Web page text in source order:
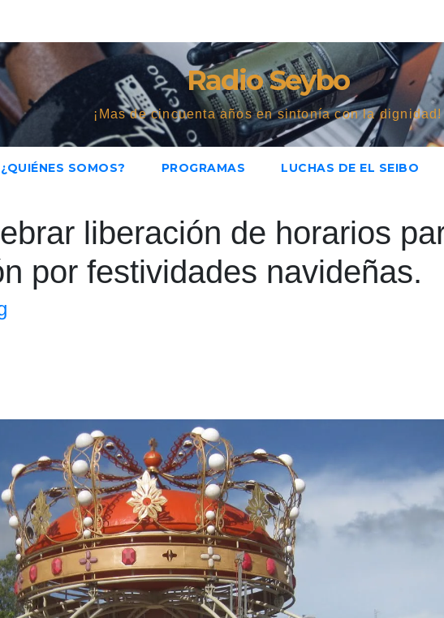
Radio Seybo
¡Mas de cincuenta años en sintonía con la dignidad!
¿QUIÉNES SOMOS? PROGRAMAS LUCHAS DE EL SEIBO
liberación de horarios
por festividades navideñas.